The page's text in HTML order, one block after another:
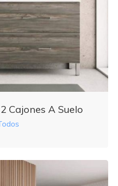
Cajones A Suelo